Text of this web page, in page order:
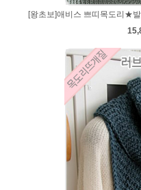
[왕초보]애비스 쁘띠목도리★